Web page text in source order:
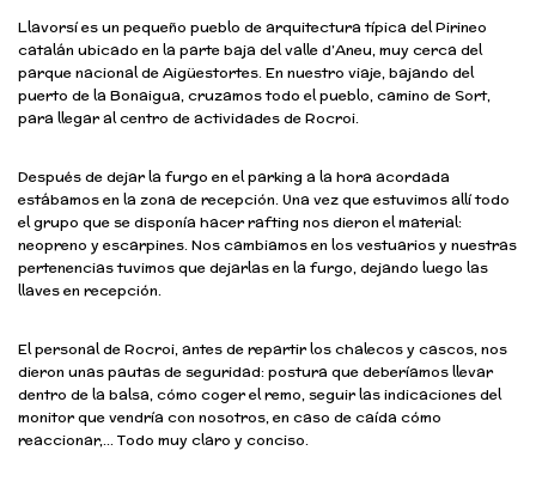
Llavorsí es un pequeño pueblo de arquitectura típica del Pirineo
catalán ubicado en la parte baja del valle d’Aneu, muy cerca del
parque nacional de Aigüestortes. En nuestro viaje, bajando del
puerto de la Bonaigua, cruzamos todo el pueblo, camino de Sort,
para llegar al centro de actividades de Rocroi.
Después de dejar la furgo en el parking a la hora acordada
estábamos en la zona de recepción. Una vez que estuvimos allí todo
el grupo que se disponía hacer rafting nos dieron el material:
neopreno y escarpines. Nos cambiamos en los vestuarios y nuestras
pertenencias tuvimos que dejarlas en la furgo, dejando luego las
llaves en recepción.
El personal de Rocroi, antes de repartir los chalecos y cascos, nos
dieron unas pautas de seguridad: postura que deberíamos llevar
dentro de la balsa, cómo coger el remo, seguir las indicaciones del
monitor que vendría con nosotros, en caso de caída cómo
reaccionar,… Todo muy claro y conciso.